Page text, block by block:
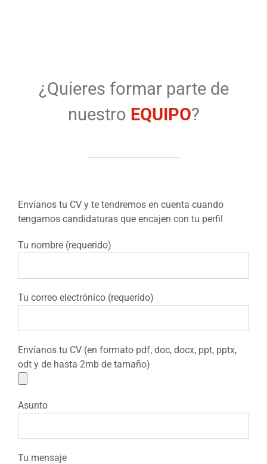
¿Quieres formar parte de
nuestro EQUIPO?
Envíanos tu CV y te tendremos en cuenta cuando
tengamos candidaturas que encajen con tu perfil
Tu nombre (requerido)
Tu correo electrónico (requerido)
Envíanos tu CV (en formato pdf, doc, docx, ppt, pptx,
odt y de hasta 2mb de tamaño)
Asunto
Tu mensaje